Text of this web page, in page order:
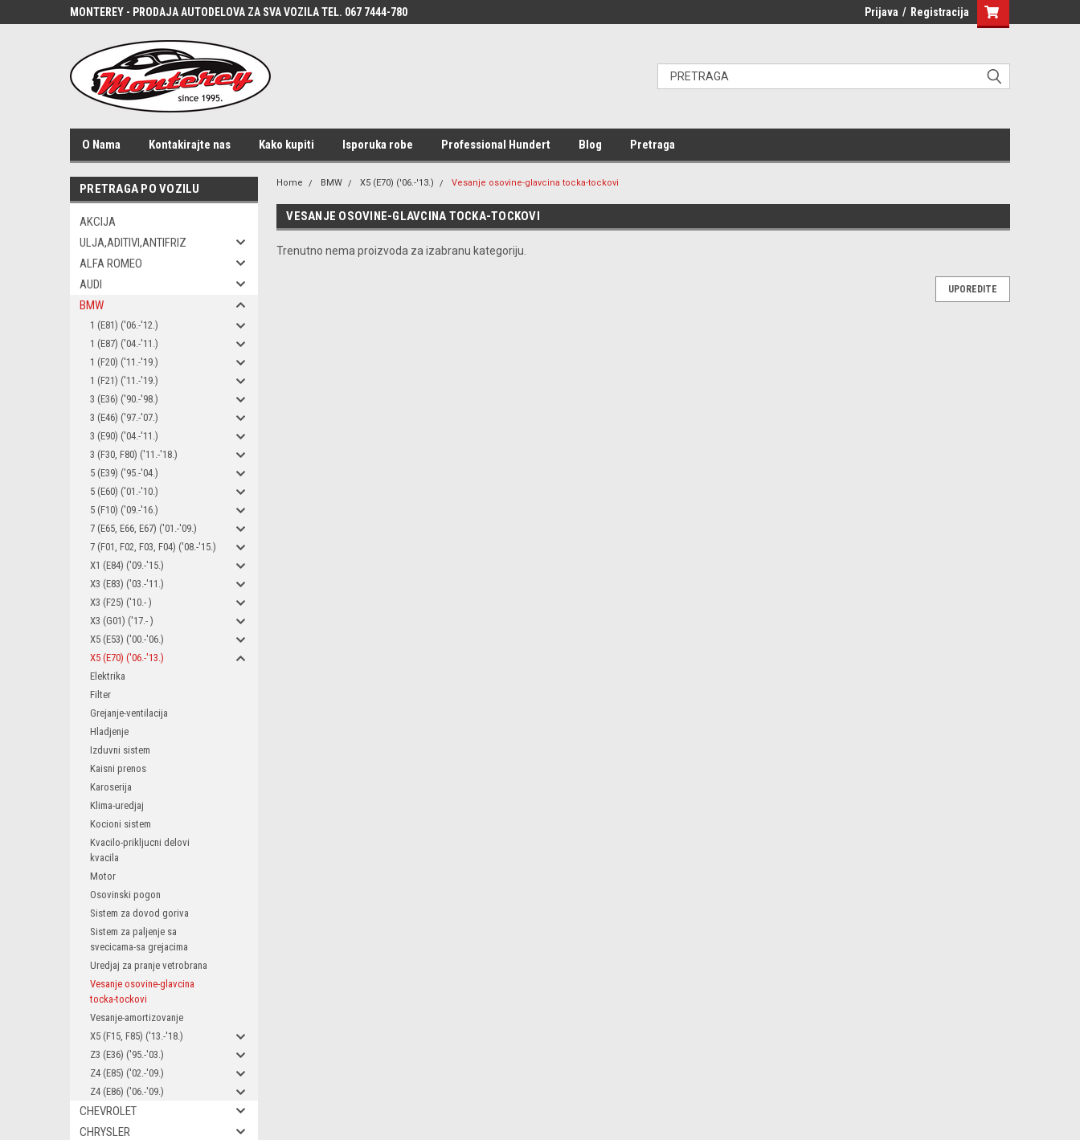
MONTEREY - PRODAJA AUTODELOVA ZA SVA VOZILA TEL. 067 7444-780 Prijava / Registracija
O Nama Kontakirajte nas Kako kupiti Isporuka robe Professional Hundert Blog Pretraga
PRETRAGA PO VOZILU
AKCIJA
ULJA,ADITIVI,ANTIFRIZ
ALFA ROMEO
AUDI
BMW
1 (E81) ('06.-'12.)
1 (E87) ('04.-'11.)
1 (F20) ('11.-'19.)
1 (F21) ('11.-'19.)
3 (E36) ('90.-'98.)
3 (E46) ('97.-'07.)
3 (E90) ('04.-'11.)
3 (F30, F80) ('11.-'18.)
5 (E39) ('95.-'04.)
5 (E60) ('01.-'10.)
5 (F10) ('09.-'16.)
7 (E65, E66, E67) ('01.-'09.)
7 (F01, F02, F03, F04) ('08.-'15.)
X1 (E84) ('09.-'15.)
X3 (E83) ('03.-'11.)
X3 (F25) ('10.- )
X3 (G01) ('17.- )
X5 (E53) ('00.-'06.)
X5 (E70) ('06.-'13.)
Elektrika
Filter
Grejanje-ventilacija
Hladjenje
Izduvni sistem
Kaisni prenos
Karoserija
Klima-uredjaj
Kocioni sistem
Kvacilo-prikljucni delovi
kvacila
Motor
Osovinski pogon
Sistem za dovod goriva
Sistem za paljenje sa
svecicama-sa grejacima
Uredjaj za pranje vetrobrana
Vesanje osovine-glavcina
tocka-tockovi
Vesanje-amortizovanje
X5 (F15, F85) ('13.-'18.)
Z3 (E36) ('95.-'03.)
Z4 (E85) ('02.-'09.)
Z4 (E86) ('06.-'09.)
CHEVROLET
CHRYSLER
Home BMW X5 (E70) ('06.-'13.) Vesanje osovine-glavcina tocka-tockovi
VESANJE OSOVINE-GLAVCINA TOCKA-TOCKOVI
Trenutno nema proizvoda za izabranu kategoriju.
UPOREDITE